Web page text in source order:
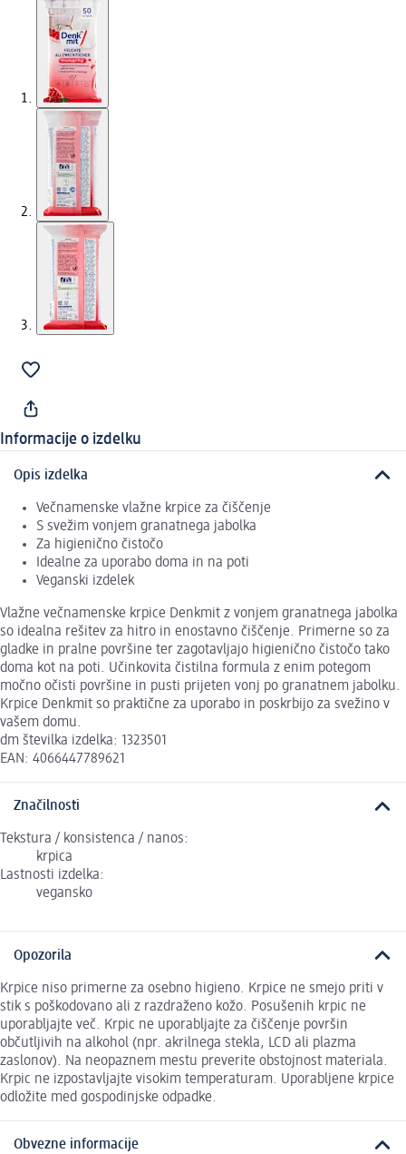
Informacije o izdelku
Opis izdelka
Večnamenske vlažne krpice za čiščenje
S svežim vonjem granatnega jabolka
Za higienično čistočo
Idealne za uporabo doma in na poti
Veganski izdelek
Vlažne večnamenske krpice Denkmit z vonjem granatnega jabolka
so idealna rešitev za hitro in enostavno čiščenje. Primerne so za
gladke in pralne površine ter zagotavljajo higienično čistočo tako
doma kot na poti. Učinkovita čistilna formula z enim potegom
močno očisti površine in pusti prijeten vonj po granatnem jabolku.
Krpice Denkmit so praktične za uporabo in poskrbijo za svežino v
vašem domu.
dm številka izdelka: 1323501
EAN: 4066447789621
Značilnosti
Tekstura / konsistenca / nanos:
krpica
Lastnosti izdelka:
vegansko
Opozorila
Krpice niso primerne za osebno higieno. Krpice ne smejo priti v
stik s poškodovano ali z razdraženo kožo. Posušenih krpic ne
uporabljajte več. Krpic ne uporabljajte za čiščenje površin
občutljivih na alkohol (npr. akrilnega stekla, LCD ali plazma
zaslonov). Na neopaznem mestu preverite obstojnost materiala.
Krpic ne izpostavljajte visokim temperaturam. Uporabljene krpice
odložite med gospodinjske odpadke.
Obvezne informacije